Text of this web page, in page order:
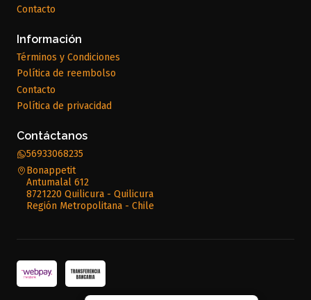
Contacto
Información
Términos y Condiciones
Política de reembolso
Contacto
Política de privacidad
Contáctanos
56933068235
Bonappetit
Antumalal 612
8721220 Quilicura - Quilicura
Región Metropolitana - Chile